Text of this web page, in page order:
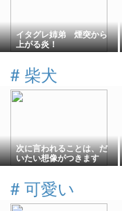
イタグレ姉弟 煙突から
上がる炎！
# 柴犬
次に言われることは、だ
いたい想像がつきます
# 可愛い